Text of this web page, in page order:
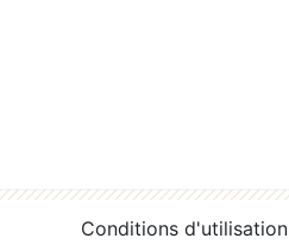
Conditions d'utilisation